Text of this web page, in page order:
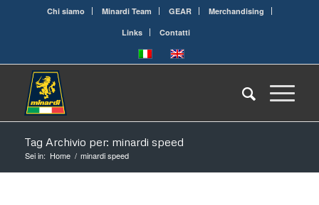
Chi siamo Minardi Team GEAR
Merchandising
Links
Contatti
Tag Archivio per: minardi speed
Sei in: Home / minardi speed